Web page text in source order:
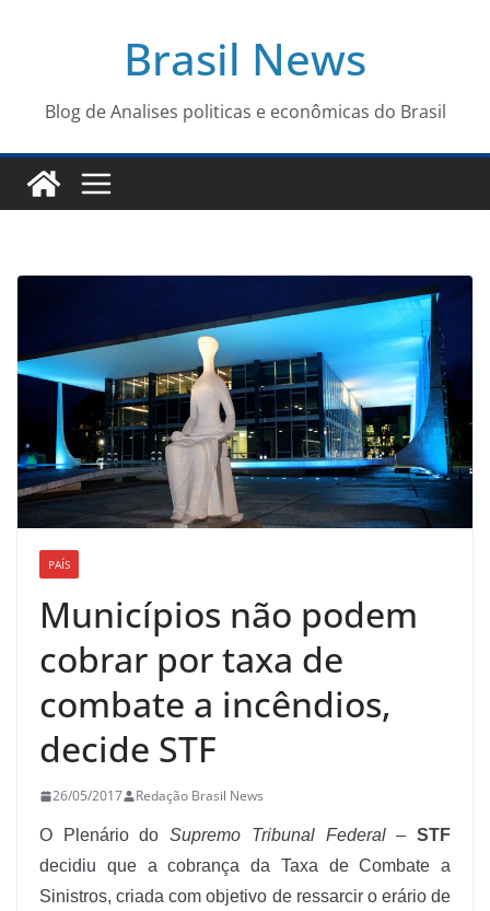
conteúdo
Brasil News
Blog de Analises politicas e econômicas do Brasil
PAÍS
Municípios não podem
cobrar por taxa de
combate a incêndios,
decide STF
26/05/2017 Redação Brasil News
O Plenário doSupremo Tribunal Federal–STF
decidiu que a cobrança da Taxa de Combate a
Sinistros, criada com objetivo de ressarcir o erário de